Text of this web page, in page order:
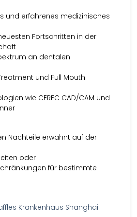
und erfahrenes medizinisches
Fortschritten in der
an dentalen
und Full Mouth
wie CEREC CAD/CAM und
Nachteile erwähnt auf der
oder
für bestimmte